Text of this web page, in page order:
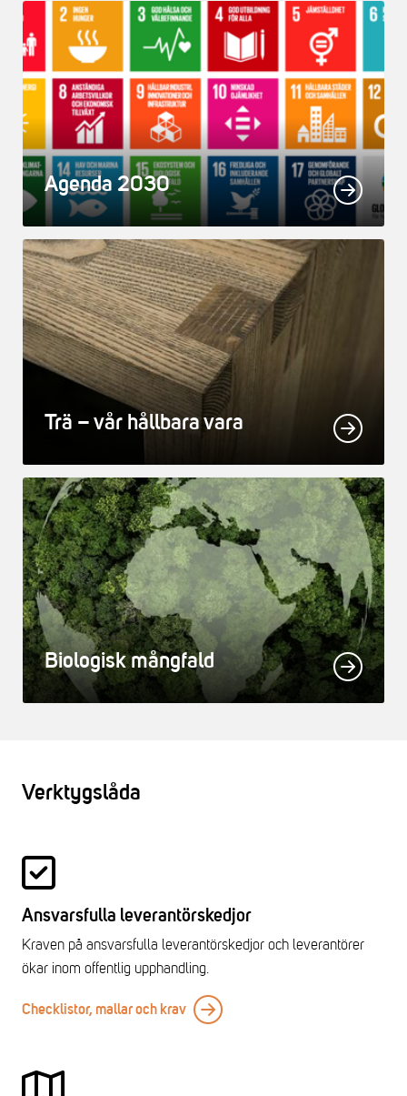
Agenda 2030
Trä – vår hållbara vara
Biologisk mångfald
Verktygslåda
Ansvarsfulla leverantörskedjor
Kraven på ansvarsfulla leverantörskedjor och leverantörer
ökar inom offentlig upphandling.
Checklistor, mallar och krav